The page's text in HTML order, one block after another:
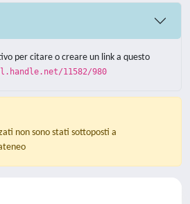
per citare o creare un link a questo
11582/980
non sono stati sottoposti a